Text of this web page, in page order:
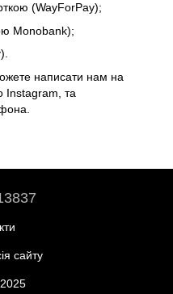
(WayForPay);
Monobank);
написати нам на
Instagram, та
сайту